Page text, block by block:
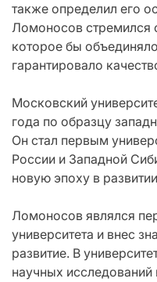
также определил его
Ломоносов стремился
которое бы
гарантировало
Московский
года по образцу
Он стал первым
России и Западной
новую эпоху в
Ломоносов являлся
университета и внес
развитие. В
научных